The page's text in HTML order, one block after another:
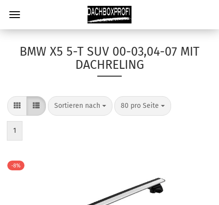
BMW X5 5-T SUV 00-03,04-07 MIT
DACHRELING
Sortieren nach 80 pro Seite
1
-8%